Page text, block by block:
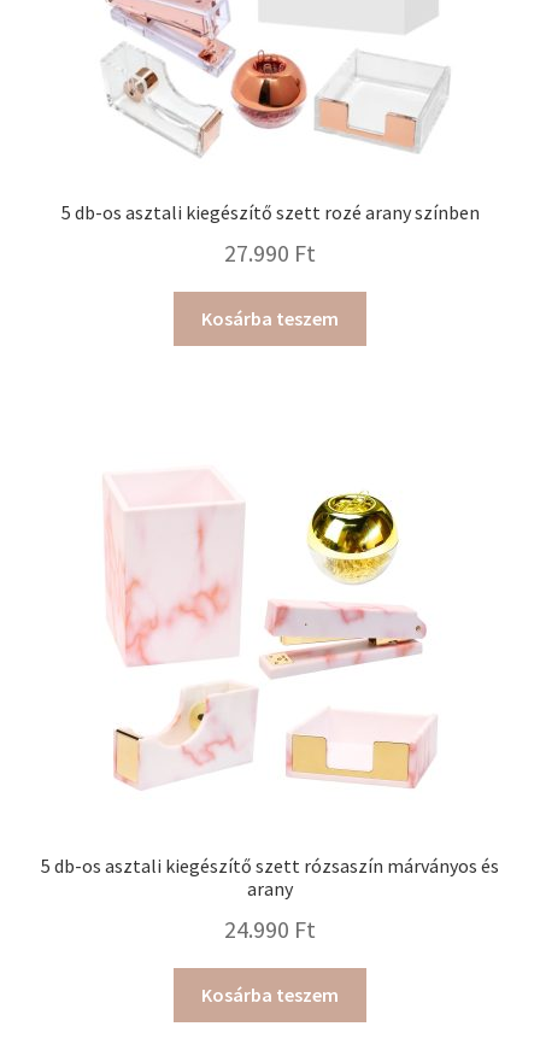
5 db-os asztali kiegészítő szett rozé arany színben
27.990 Ft
Kosárba teszem
5 db-os asztali kiegészítő szett rózsaszín márványos és
arany
24.990 Ft
Kosárba teszem